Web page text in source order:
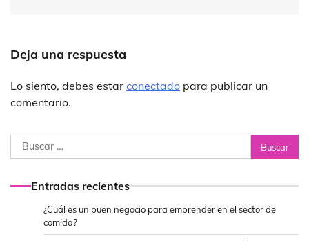
Deja una respuesta
Lo siento, debes estar conectado para publicar un
comentario.
Buscar:
Entradas recientes
¿Cuál es un buen negocio para emprender en el sector de
comida?